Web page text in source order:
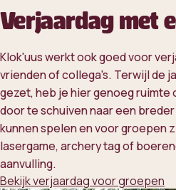
Verjaardag met
Klok'uus werkt ook goed voor
vrienden of collega's. Terwijl de
gezet, heb je hier genoeg ruimte
door te schuiven naar een
kunnen spelen en voor groepen
lasergame, archery tag of
aanvulling.
Bekijk verjaardag voor groepen